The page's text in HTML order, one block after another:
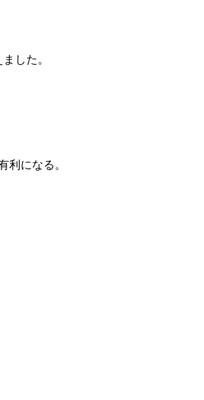
した。
利になる。